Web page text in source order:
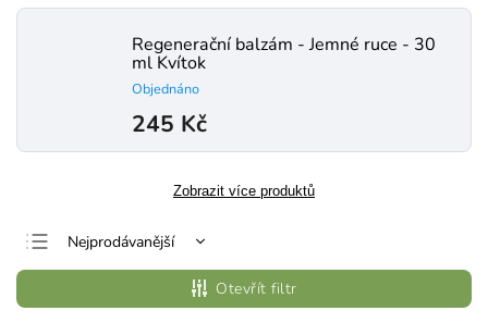
Regenerační balzám - Jemné ruce - 30
ml Kvítok
Objednáno
245 Kč
Zobrazit více produktů
Nejprodávanější
Nejlevnější
Nejdražší
Otevřít filtr